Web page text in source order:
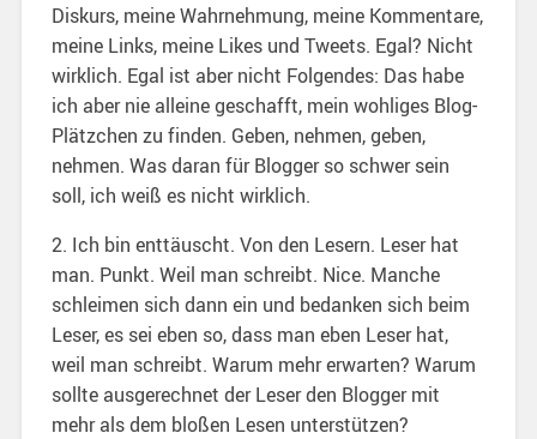
Diskurs, meine Wahrnehmung, meine Kommentare,
meine Links, meine Likes und Tweets. Egal? Nicht
wirklich. Egal ist aber nicht Folgendes: Das habe
ich aber nie alleine geschafft, mein wohliges Blog-
Plätzchen zu finden. Geben, nehmen, geben,
nehmen. Was daran für Blogger so schwer sein
soll, ich weiß es nicht wirklich.
2. Ich bin enttäuscht. Von den Lesern. Leser hat
man. Punkt. Weil man schreibt. Nice. Manche
schleimen sich dann ein und bedanken sich beim
Leser, es sei eben so, dass man eben Leser hat,
weil man schreibt. Warum mehr erwarten? Warum
sollte ausgerechnet der Leser den Blogger mit
mehr als dem bloßen Lesen unterstützen?